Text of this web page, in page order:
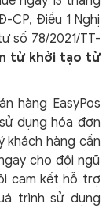
CP, Điều 1 Nghị
số 78/2021/TT-
tử khởi tạo từ
hàng EasyPos
dụnghóa đơn
khách hàng cần
cho đội ngũ
cam kết hỗ trợ
trình sử dụng